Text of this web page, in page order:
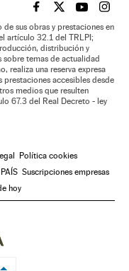
EL PAÍS BRASIL EN
EL PAÍSEL PAÍS
EL
sus obras y prestaciones en
artículo 32.1 del TRLPI;
distribución y
temas de actualidad
realiza una reserva expresa
prestaciones accesibles desde
medios que resulten
67.3 del Real Decreto - ley
Política cookies
Suscripciones empresas
hoy